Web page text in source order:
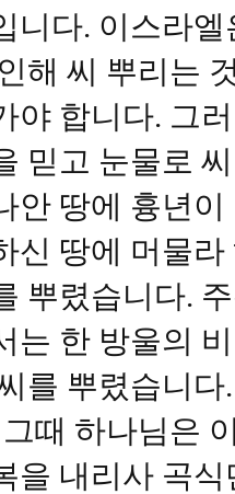
니다. 이스라
해 씨 뿌리는
야 합니다. 그
믿고 눈물로
안 땅에 흉년
신 땅에 머물
뿌렸습니다.
는 한 방울의
를 뿌렸습니
때 하나님은
을 내리사 곡